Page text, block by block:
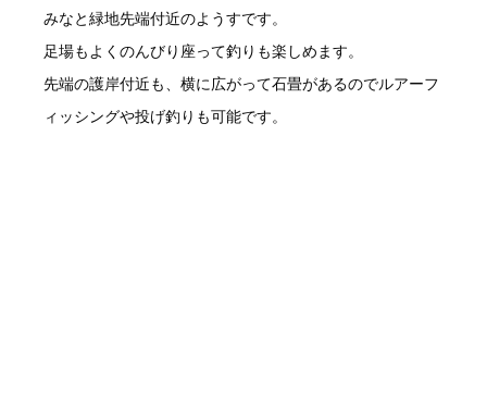
みなと緑地先端付近のようすです。
足場もよくのんびり座って釣りも楽しめます。
先端の護岸付近も、横に広がって石畳があるのでルアーフ
ィッシングや投げ釣りも可能です。